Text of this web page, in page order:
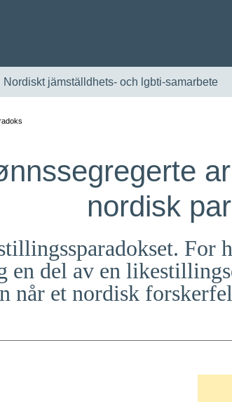
English
Skandinaviska
Nordiskt jämställdhets- och lgbti-samarbete
nordisk
For
en del av en
når et nordisk